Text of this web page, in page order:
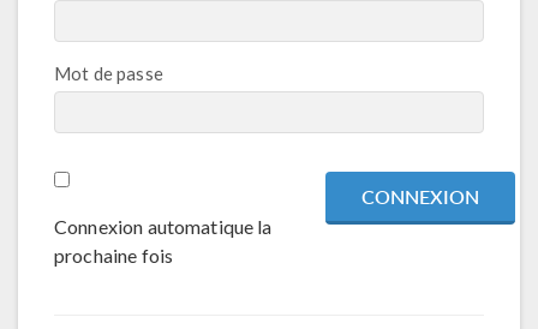
Mot de passe
Connexion automatique la
prochaine fois